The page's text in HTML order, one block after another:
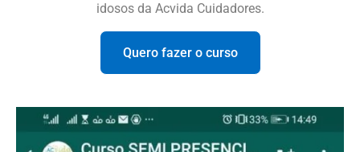
idosos da Acvida Cuidadores.
Quero fazer o curso